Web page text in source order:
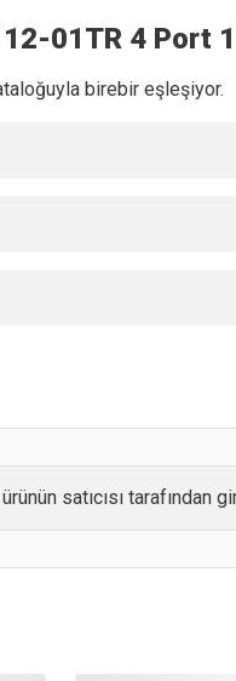
01TR 4 Port
birebir eşleşiyor.
satıcısı